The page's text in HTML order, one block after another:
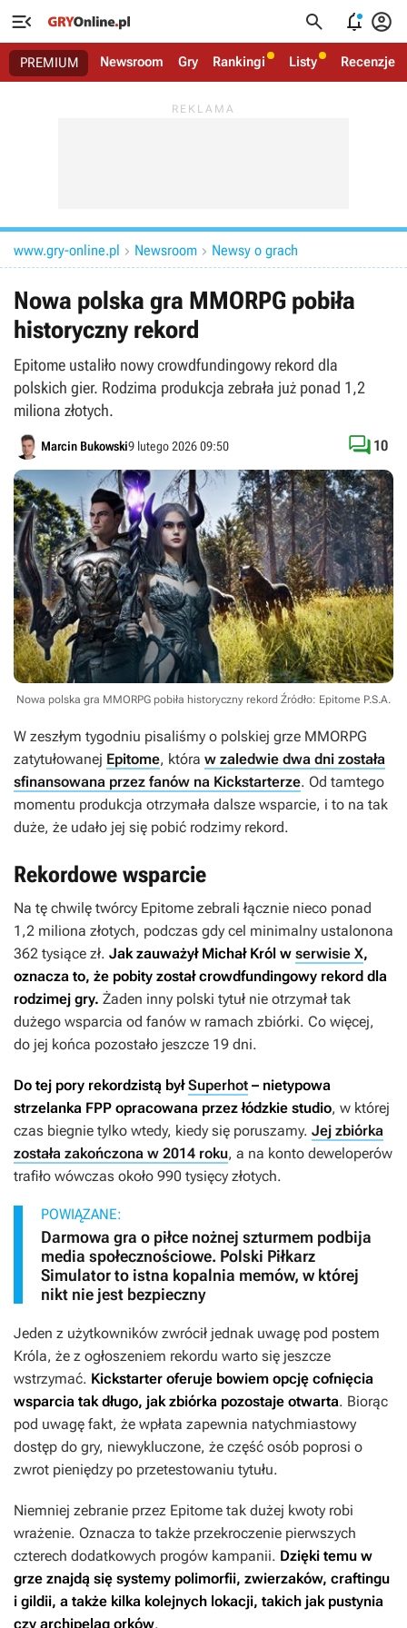
   
PREMIUM Newsroom Gry Rankingi Listy Recenzje
www.gry-online.pl  Newsroom  Newsy o grach
Nowa polska gra MMORPG pobiła
historyczny rekord
Epitome ustaliło nowy crowdfundingowy rekord dla
polskich gier. Rodzima produkcja zebrała już ponad 1,2
miliona złotych.
Marcin Bukowski9 lutego 2026 09:50  10
Nowa polska gra MMORPG pobiła historyczny rekord Źródło: Epitome P.S.A.
W zeszłym tygodniu pisaliśmy o polskiej grze MMORPG
zatytułowanej Epitome, która w zaledwie dwa dni została
sfinansowana przez fanów na Kickstarterze. Od tamtego
momentu produkcja otrzymała dalsze wsparcie, i to na tak
duże, że udało jej się pobić rodzimy rekord.
Rekordowe wsparcie
Na tę chwilę twórcy Epitome zebrali łącznie nieco ponad
1,2 miliona złotych, podczas gdy cel minimalny ustalonona
362 tysiące zł. Jak zauważył Michał Król w serwisie X,
oznacza to, że pobity został crowdfundingowy rekord dla
rodzimej gry. Żaden inny polski tytuł nie otrzymał tak
dużego wsparcia od fanów w ramach zbiórki. Co więcej,
do jej końca pozostało jeszcze 19 dni.
Do tej pory rekordzistą byłSuperhot – nietypowa
strzelanka FPP opracowana przez łódzkie studio, w której
czas biegnie tylko wtedy, kiedy się poruszamy. Jej zbiórka
została zakończona w 2014 roku, a na konto deweloperów
trafiło wówczas około 990 tysięcy złotych.
POWIĄZANE:
Darmowa gra o piłce nożnej szturmem podbija
media społecznościowe. Polski Piłkarz
Simulator to istna kopalnia memów, w której
nikt nie jest bezpieczny
Jeden z użytkowników zwrócił jednak uwagę pod postem
Króla, że z ogłoszeniem rekordu warto się jeszcze
wstrzymać. Kickstarter oferuje bowiem opcję cofnięcia
wsparcia tak długo, jak zbiórka pozostaje otwarta. Biorąc
pod uwagę fakt, że wpłata zapewnia natychmiastowy
dostęp do gry, niewykluczone, że część osób poprosi o
zwrot pieniędzy po przetestowaniu tytułu.
Niemniej zebranie przez Epitome tak dużej kwoty robi
wrażenie. Oznacza to także przekroczenie pierwszych
czterech dodatkowych progów kampanii. Dzięki temu w
grze znajdą się systemy polimorfii, zwierzaków, craftingu
i gildii, a także kilka kolejnych lokacji, takich jak pustynia
czy archipelag orków.